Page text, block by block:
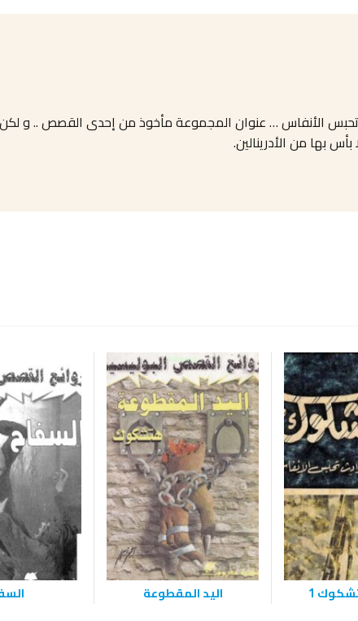
الأنفاس … عنوان المجموعة مأخوذ من إحدى القصص .. و
بها من الأدرينالين.
1
اليد المقطوعة